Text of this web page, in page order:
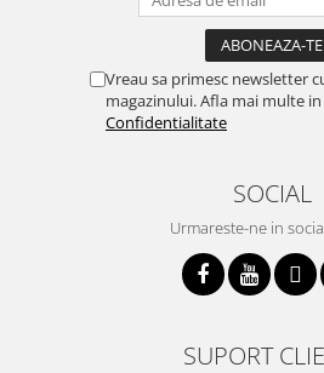
Vreau sa primesc newsletter
magazinului. Afla mai multe in
Confidentialitate
SOCIAL
Urmareste-ne in
SUPORT